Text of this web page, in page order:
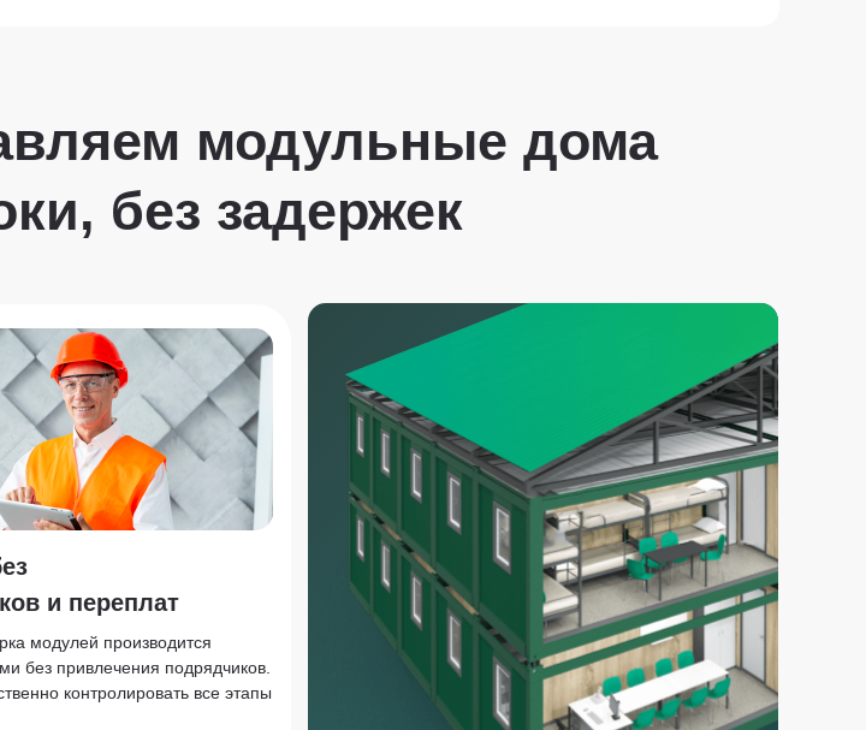
модульные дома
без задержек
и переплат
модулей производится
без привлечения подрядчиков.
контролировать все этапы